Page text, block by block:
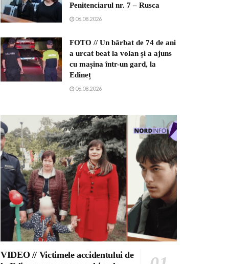
Penitenciarul nr. 7 – Rusca
06.08.2026
FOTO // Un bărbat de 74 de ani
a urcat beat la volan și a ajuns
cu mașina într-un gard, la
Edineț
06.08.2026
VIDEO // Victimele accidentului de